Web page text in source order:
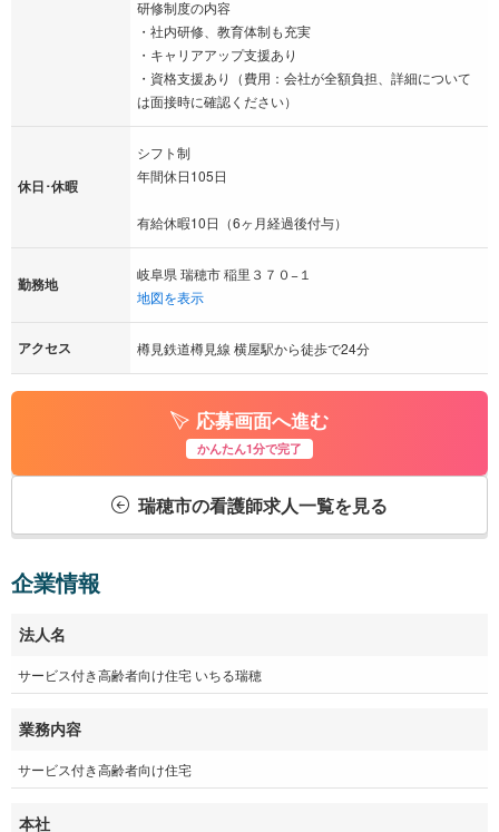
研修制度の内容
・社内研修、教育体制も充実
・キャリアアップ支援あり
・資格支援あり（費用：会社が全額負担、詳細について
は面接時に確認ください）
休日･休暇
シフト制
年間休日105日
有給休暇10日（6ヶ月経過後付与）
勤務地
岐阜県 瑞穂市 稲里３７０−１
地図を表示
アクセス 樽見鉄道樽見線 横屋駅から徒歩で24分
応募画面へ進む
かんたん1分で完了
瑞穂市の看護師求人一覧を見る
企業情報
法人名
サービス付き高齢者向け住宅 いちる瑞穂
業務内容
サービス付き高齢者向け住宅
本社